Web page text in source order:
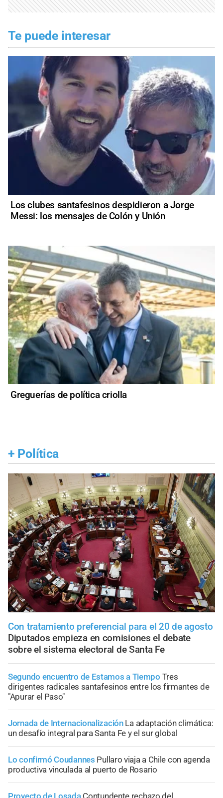
Te puede interesar
Los clubes santafesinos despidieron a Jorge
Messi: los mensajes de Colón y Unión
Greguerías de política criolla
+ Política
Con tratamiento preferencial para el 20 de agosto
Diputados empieza en comisiones el debate
sobre el sistema electoral de Santa Fe
Segundo encuentro de Estamos a Tiempo Tres
dirigentes radicales santafesinos entre los firmantes de
"Apurar el Paso"
Jornada de Internacionalización La adaptación climática:
un desafío integral para Santa Fe y el sur global
Lo confirmó Coudannes Pullaro viaja a Chile con agenda
productiva vinculada al puerto de Rosario
Proyecto de Losada Contundente rechazo del